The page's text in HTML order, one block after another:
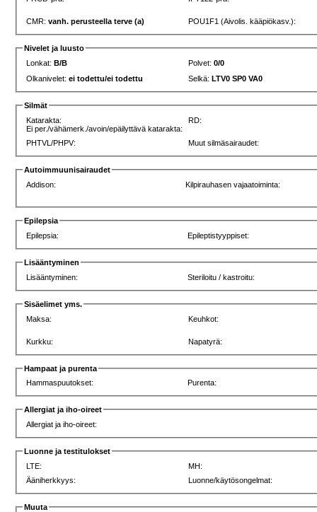
CMR:vanh. perusteella terve (a) POU1F1 (Aivolis. kääpiökasv.):
Nivelet ja luusto
Lonkat:B/B Polvet:0/0
Olkanivelet:ei todettu/ei todettu Selkä:LTV0 SP0 VA0
Silmät
Katarakta:
Ei per./vähämerk./avoin/epäilyttävä katarakta:
RD:
PHTVL/PHPV: Muut silmäsairaudet:
Autoimmuunisairaudet
Addison:
Kilpirauhasen vajaatoiminta:
Epilepsia
Epilepsia:
Epileptistyyppiset:
Lisääntyminen
Lisääntyminen:
Steriloitu / kastroitu:
Sisäelimet yms.
Maksa:
Keuhkot:
Kurkku: Napatyrä:
Hampaat ja purenta
Hammaspuutokset:
Purenta:
Allergiat ja iho-oireet
Allergiat ja iho-oireet:
Luonne ja testitulokset
LTE:
MH:
Ääniherkkyys:
Luonne/käytösongelmat:
Muuta